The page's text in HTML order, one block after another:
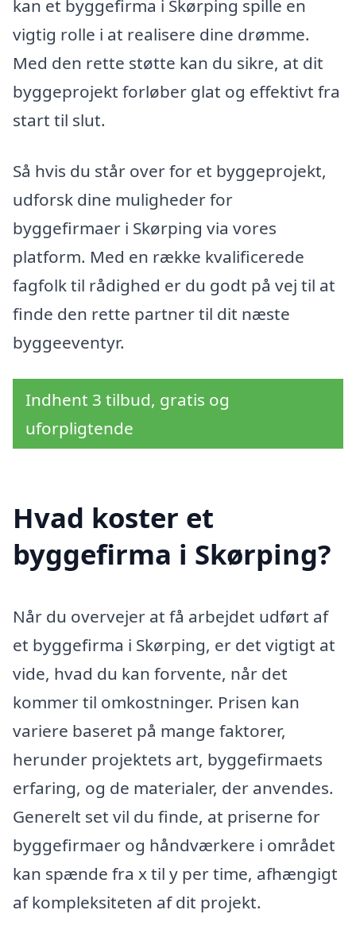
kan et byggefirma i Skørping spille en
vigtig rolle i at realisere dine drømme.
Med den rette støtte kan du sikre, at dit
byggeprojekt forløber glat og effektivt fra
start til slut.
Så hvis du står over for et byggeprojekt,
udforsk dine muligheder for
byggefirmaer i Skørping via vores
platform. Med en række kvalificerede
fagfolk til rådighed er du godt på vej til at
finde den rette partner til dit næste
byggeeventyr.
Indhent 3 tilbud, gratis og
uforpligtende
Hvad koster et
byggefirma i Skørping?
Når du overvejer at få arbejdet udført af
et byggefirma i Skørping, er det vigtigt at
vide, hvad du kan forvente, når det
kommer til omkostninger. Prisen kan
variere baseret på mange faktorer,
herunder projektets art, byggefirmaets
erfaring, og de materialer, der anvendes.
Generelt set vil du finde, at priserne for
byggefirmaer og håndværkere i området
kan spænde fra x til y per time, afhængigt
af kompleksiteten af dit projekt.